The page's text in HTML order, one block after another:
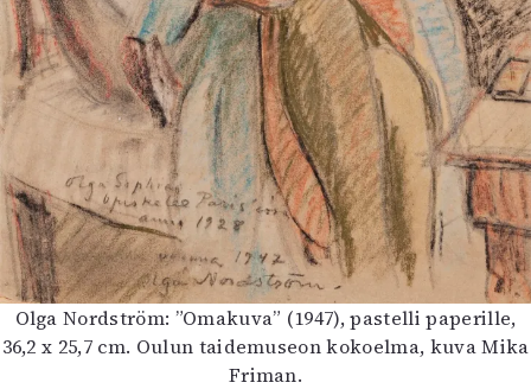
Olga Nordström: ”Omakuva” (1947), pastelli paperille,
36,2 x 25,7 cm. Oulun taidemuseon kokoelma, kuva Mika
Friman.